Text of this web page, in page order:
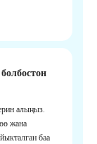
алыңыз.
жана
баа